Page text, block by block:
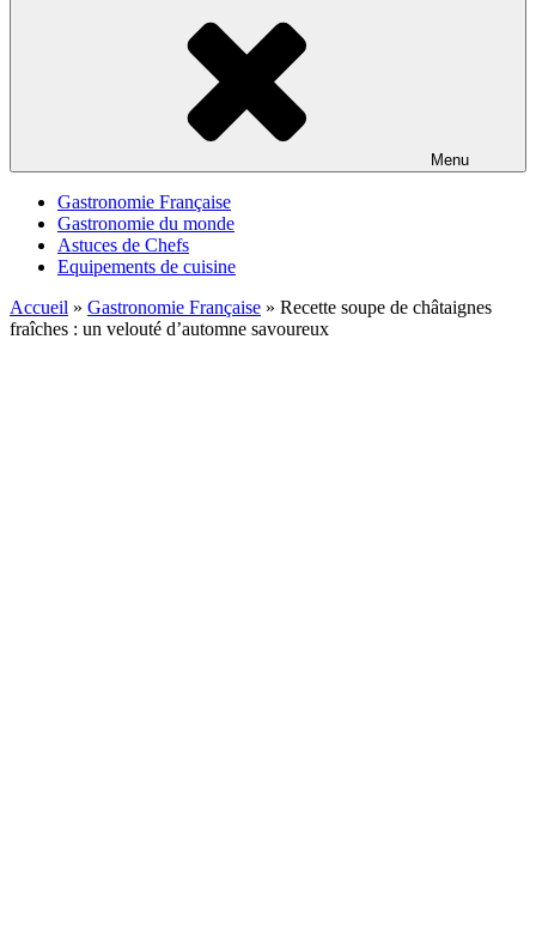
Menu
Gastronomie Française
Gastronomie du monde
Astuces de Chefs
Equipements de cuisine
Accueil » Gastronomie Française » Recette soupe de châtaignes
fraîches : un velouté d’automne savoureux